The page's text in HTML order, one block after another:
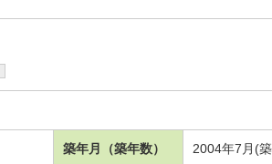
築年月（築年数） 2004年7月(